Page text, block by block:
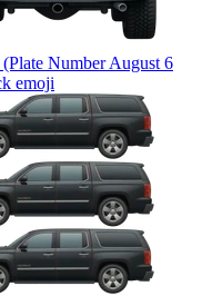
Number August 6
emoji